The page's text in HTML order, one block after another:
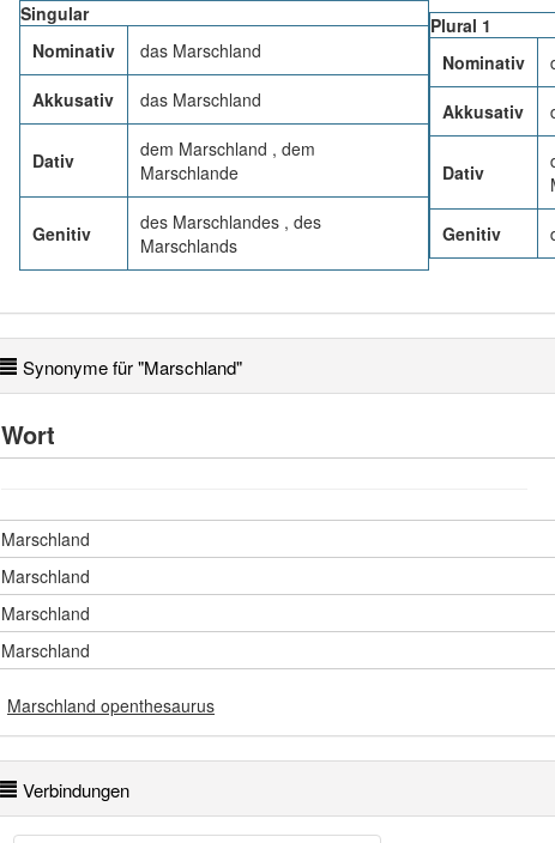
Singular
Nominativ
das Marschland
Akkusativ das Marschland
Dativ
dem Marschland , dem
Marschlande
Genitiv
des Marschlandes , des
Marschlands
Plural 1
Nominativ
Akkusativ
Dativ
Genitiv
Synonyme für "Marschland"
Wort
Marschland
Marschland
Marschland
Marschland
Marschland openthesaurus
Verbindungen